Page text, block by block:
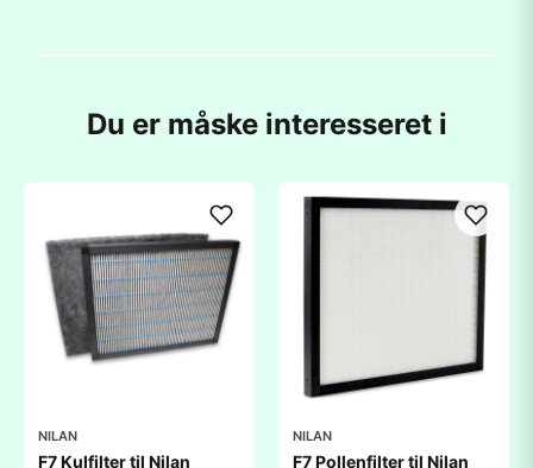
Du er måske interesseret i
NILAN
F7 Kulfilter til Nilan
NILAN
F7 Pollenfilter til Nilan